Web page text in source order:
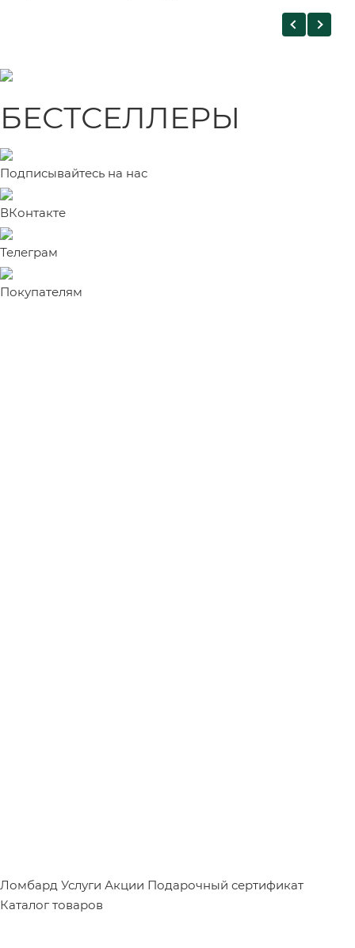
БЕСТСЕЛЛЕРЫ
Подписывайтесь на нас
ВКонтакте
Телеграм
Покупателям
Ломбард Услуги Акции Подарочный сертификат
Каталог товаров